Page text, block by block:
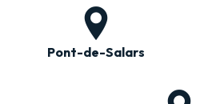
Pont-de-Salars